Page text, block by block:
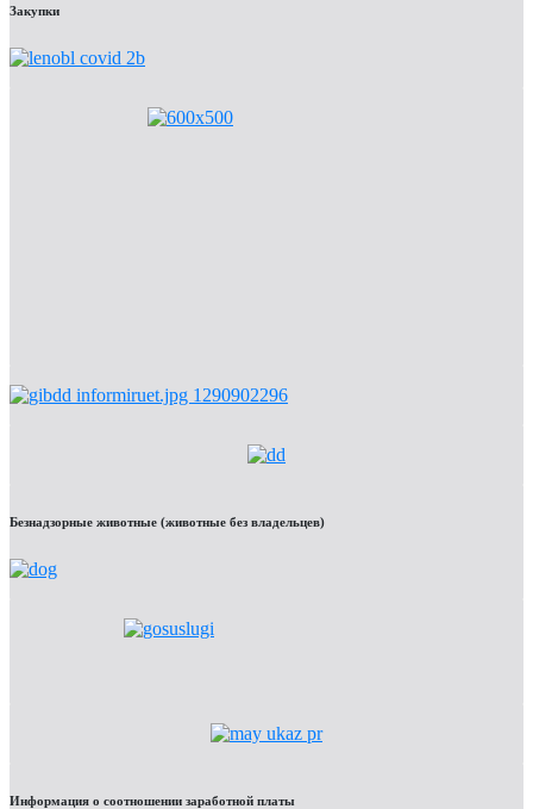
Закупки
Безнадзорные животные (животные без владельцев)
Информация о соотношении заработной платы